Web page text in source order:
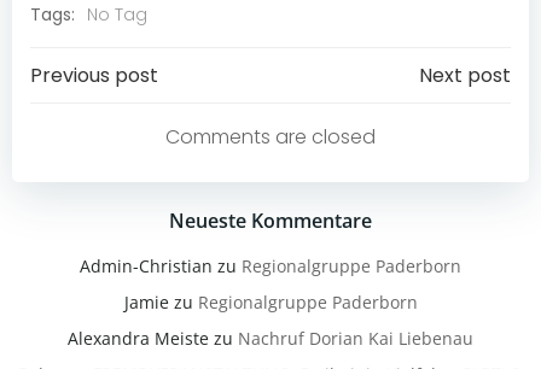
Tags: No Tag
Post
navigation
Previous post
navigation
Next post
Comments are closed
Neueste Kommentare
Admin-Christian zu Regionalgruppe Paderborn
Jamiezu Regionalgruppe Paderborn
Alexandra Meiste zu Nachruf Dorian Kai Liebenau